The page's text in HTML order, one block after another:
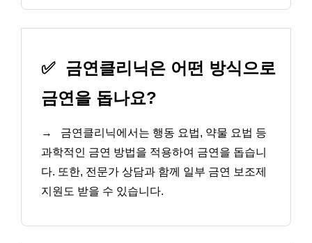
✅ 금연클리닉은 어떤 방식으로
금연을 돕나요?
→
금연클리닉에서는 행동 요법, 약물 요법 등
과학적인 금연 방법을 적용하여 금연을 돕습니
다. 또한, 전문가 상담과 함께 일부 금연 보조제
지원도 받을 수 있습니다.